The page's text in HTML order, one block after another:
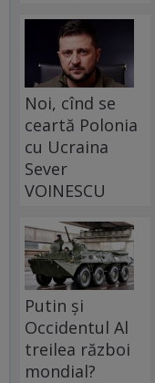
Noi, cînd se
ceartă Polonia
cu Ucraina
Sever
VOINESCU
Putin și
Occidentul Al
treilea război
mondial?